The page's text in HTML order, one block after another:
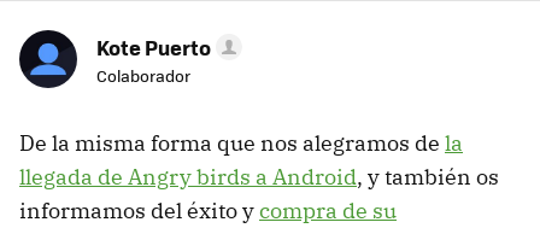
Kote Puerto
Colaborador
De la misma forma que nos alegramos de la
llegada de Angry birds a Android, y también os
informamos del éxito ycompra de su